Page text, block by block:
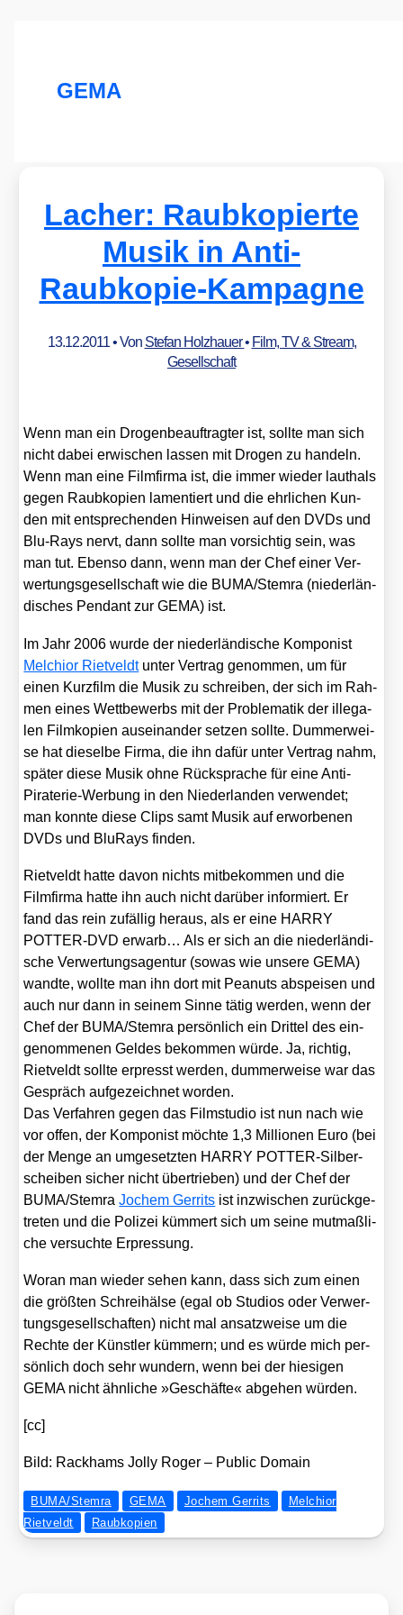
GEMA
Lacher: Raubkopierte
Musik in Anti-
Raubkopie-Kampagne
13.12.2011• Von Stefan Holzhauer• Film, TV & Stream,
Gesellschaft
Wenn man ein Dro­gen­be­auf­trag­ter ist, soll­te man sich
nicht dabei erwi­schen las­sen mit Dro­gen zu han­deln.
Wenn man eine Film­fir­ma ist, die immer wie­der laut­hals
gegen Raub­ko­pien lamen­tiert und die ehr­li­chen Kun­
den mit ent­spre­chen­den Hin­wei­sen auf den DVDs und
Blu-Rays nervt, dann soll­te man vor­sich­tig sein, was
man tut. Eben­so dann, wenn man der Chef einer Ver­
wer­tungs­ge­sell­schaft wie die BUMA/​Stemra (nie­der­län­
di­sches Pen­dant zur GEMA) ist.
Im Jahr 2006 wur­de der nie­der­län­di­sche Kom­po­nist
Mel­chi­or Riet­veldtunter Ver­trag genom­men, um für
einen Kurz­film die Musik zu schrei­ben, der sich im Rah­
men eines Wett­be­werbs mit der Pro­ble­ma­tik der ille­ga­
len Film­ko­pien aus­ein­an­der set­zen soll­te. Dum­mer­wei­
se hat die­sel­be Fir­ma, die ihn dafür unter Ver­trag nahm,
spä­ter die­se Musik ohne Rück­spra­che für eine Anti-
Pira­te­rie-Wer­bung in den Nie­der­lan­den ver­wen­det;
man konn­te die­se Clips samt Musik auf erwor­be­nen
DVDs und Blu­Rays fin­den.
Riet­veldt hat­te davon nichts mit­be­kom­men und die
Film­fir­ma hat­te ihn auch nicht dar­über infor­miert. Er
fand das rein zufäl­lig her­aus, als er eine HARRY
POTTER-DVD erwarb… Als er sich an die nie­der­län­di­
sche Ver­wer­tungs­agen­tur (sowas wie unse­re GEMA)
wand­te, woll­te man ihn dort mit Pea­nuts abspei­sen und
auch nur dann in sei­nem Sin­ne tätig wer­den, wenn der
Chef der BUMA/​Stemra per­sön­lich ein Drit­tel des ein­
ge­nom­me­nen Gel­des bekom­men wür­de. Ja, rich­tig,
Riet­veldt soll­te erpresst wer­den, dum­mer­wei­se war das
Gespräch auf­ge­zeich­net wor­den.
Das Ver­fah­ren gegen das Film­stu­dio ist nun nach wie
vor offen, der Kom­po­nist möch­te 1,3 Mil­lio­nen Euro (bei
der Men­ge an umge­setz­ten HARRY POT­TER-Sil­ber­
schei­ben sicher nicht über­trie­ben) und der Chef der
BUMA/​StemraJochem Ger­rits ist inzwi­schen zurück­ge­
tre­ten und die Poli­zei küm­mert sich um sei­ne mut­maß­li­
che ver­such­te Erpres­sung.
Wor­an man wie­der sehen kann, dass sich zum einen
die größ­ten Schrei­häl­se (egal ob Stu­di­os oder Ver­wer­
tungs­ge­sell­schaf­ten) nicht mal ansatz­wei­se um die
Rech­te der Künst­ler küm­mern; und es wür­de mich per­
sön­lich doch sehr wun­dern, wenn bei der hie­si­gen
GEMA nicht ähn­li­che »Geschäf­te« abge­hen wür­den.
[cc]
Bild: Rack­hams Jol­ly Roger – Public Domain
BUMA/Stemra GEMA Jochem Gerrits
Melchior
Rietveldt
Raubkopien